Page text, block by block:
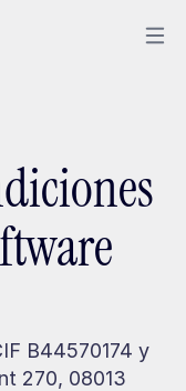
B44570174 y
270, 08013